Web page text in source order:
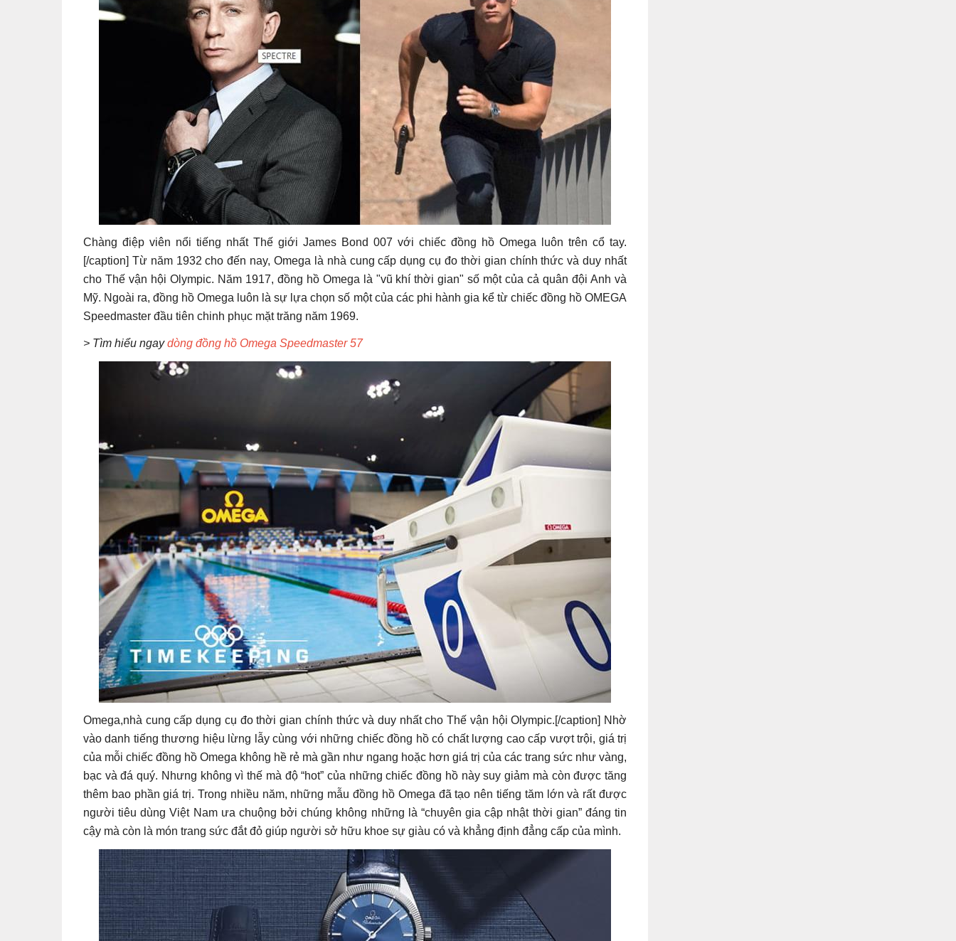
Chàng điệp viên nổi tiếng nhất Thế giới James Bond 007 với chiếc đồng hồ Omega luôn trên cổ tay.
[/caption] Từ năm 1932 cho đến nay, Omega là nhà cung cấp dụng cụ đo thời gian chính thức và duy nhất
cho Thế vận hội Olympic. Năm 1917, đồng hồ Omega là "vũ khí thời gian" số một của cả quân đội Anh và
Mỹ. Ngoài ra, đồng hồ Omega luôn là sự lựa chọn số một của các phi hành gia kể từ chiếc đồng hồ OMEGA
Speedmaster đầu tiên chinh phục mặt trăng năm 1969.
> Tìm hiểu ngaydòng đồng hồ Omega Speedmaster 57
Omega,nhà cung cấp dụng cụ đo thời gian chính thức và duy nhất cho Thế vận hội Olympic.[/caption] Nhờ
vào danh tiếng thương hiệu lừng lẫy cùng với những chiếc đồng hồ có chất lượng cao cấp vượt trội, giá trị
của mỗi chiếc đồng hồ Omega không hề rẻ mà gần như ngang hoặc hơn giá trị của các trang sức như vàng,
bạc và đá quý. Nhưng không vì thế mà độ “hot” của những chiếc đồng hồ này suy giảm mà còn được tăng
thêm bao phần giá trị. Trong nhiều năm, những mẫu đồng hồ Omega đã tạo nên tiếng tăm lớn và rất được
người tiêu dùng Việt Nam ưa chuộng bởi chúng không những là “chuyên gia cập nhật thời gian” đáng tin
cậy mà còn là món trang sức đắt đỏ giúp người sở hữu khoe sự giàu có và khẳng định đẳng cấp của mình.